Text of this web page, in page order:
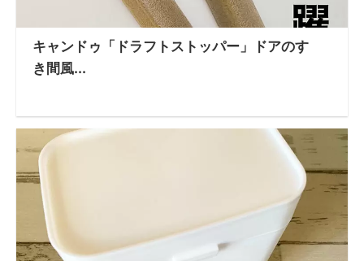
キャンドゥ「ドラフトストッパー」ドアのす
き間風...